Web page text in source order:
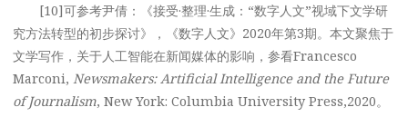
[10]可参考尹倩：《接受·整理·生成：“数字人文”视域下文学研
究方法转型的初步探讨》，《数字人文》2020年第3期。本文聚焦于
文学写作，关于人工智能在新闻媒体的影响，参看Francesco
Marconi, Newsmakers: Artificial Intelligence and the Future
of Journalism, New York: Columbia University Press,2020。